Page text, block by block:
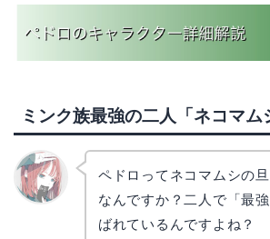
ミンク族最強の二人「ネコマム
ペドロってネコマムシの
なんですか？二人で「最
ばれているんですよね？